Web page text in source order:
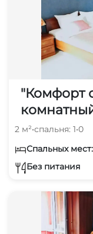
"Комфорт
2 м²•спальня: 1•0
Спальных
Без питания